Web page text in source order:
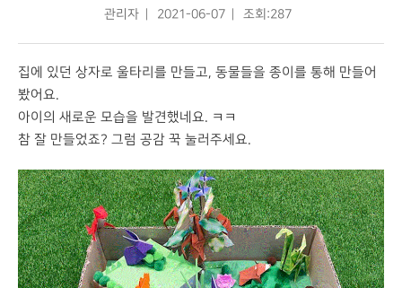
관리자 2021-06-07 조회:287
집에 있던 상자로 울타리를 만들고, 동물들을 종이를 통해 만들어
봤어요.
아이의 새로운 모습을 발견했네요. ㅋㅋ
참 잘 만들었죠? 그럼 공감 꾹 눌러주세요.